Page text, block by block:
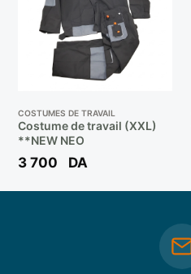
COSTUMES DE TRAVAIL
Costume de travail (XXL)
**NEW NEO
3 700 DA